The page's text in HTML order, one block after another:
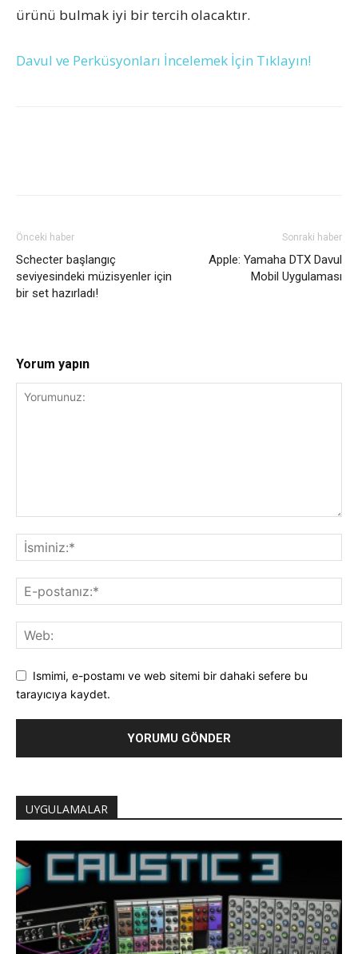
ürünü bulmak iyi bir tercih olacaktır.
Davul ve Perküsyonları İncelemek İçin Tıklayın!
Önceki haber
Schecter başlangıç
seviyesindeki müzisyenler için
bir set hazırladı!
Sonraki haber
Apple: Yamaha DTX Davul
Mobil Uygulaması
Yorum yapın
Ismimi, e-postamı ve web sitemi bir dahaki sefere bu
tarayıcıya kaydet.
UYGULAMALAR